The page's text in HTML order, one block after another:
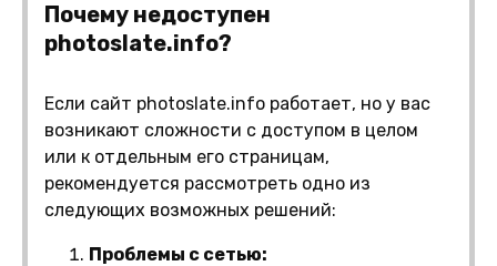
Почему недоступен
photoslate.info?
Если сайт photoslate.info работает, но у вас
возникают сложности с доступом в целом
или к отдельным его страницам,
рекомендуется рассмотреть одно из
следующих возможных решений:
Проблемы с сетью: